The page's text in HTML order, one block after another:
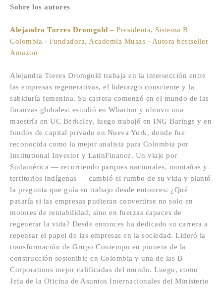
Sobre los autores
Alejandra Torres Dromgold – Presidenta, Sistema B
Colombia · Fundadora, Academia Musas · Autora bestseller
Amazon
Alejandra Torres Dromgold trabaja en la intersección entre
las empresas regenerativas, el liderazgo consciente y la
sabiduría femenina. Su carrera comenzó en el mundo de las
finanzas globales: estudió en Wharton y obtuvo una
maestría en UC Berkeley, luego trabajó en ING Barings y en
fondos de capital privado en Nueva York, donde fue
reconocida como la mejor analista para Colombia por
Institutional Investor y LatinFinance. Un viaje por
Sudamérica — recorriendo parques nacionales, montañas y
territorios indígenas — cambió el rumbo de su vida y plantó
la pregunta que guía su trabajo desde entonces: ¿Qué
pasaría si las empresas pudieran convertirse no solo en
motores de rentabilidad, sino en fuerzas capaces de
regenerar la vida? Desde entonces ha dedicado su carrera a
repensar el papel de las empresas en la sociedad. Lideró la
transformación de Grupo Contempo en pionera de la
construcción sostenible en Colombia y una de las B
Corporations mejor calificadas del mundo. Luego, como
Jefa de la Oficina de Asuntos Internacionales del Ministerio